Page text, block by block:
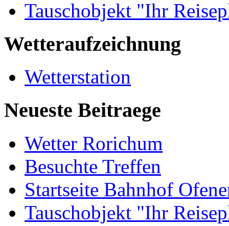
Tauschobjekt "Ihr
Wetteraufzeichnung
Wetterstation
Neueste Beitraege
Wetter Rorichum
Besuchte Treffen
Startseite Bahnhof
Tauschobjekt "Ihr